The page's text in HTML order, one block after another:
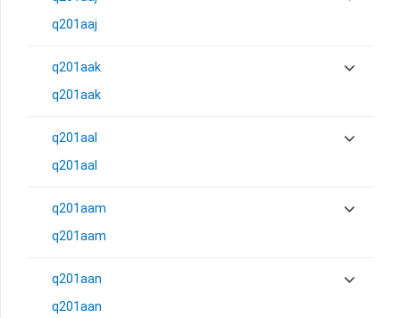
q201aaj
q201aak
q201aak
q201aal
q201aal
q201aam
q201aam
q201aan
q201aan